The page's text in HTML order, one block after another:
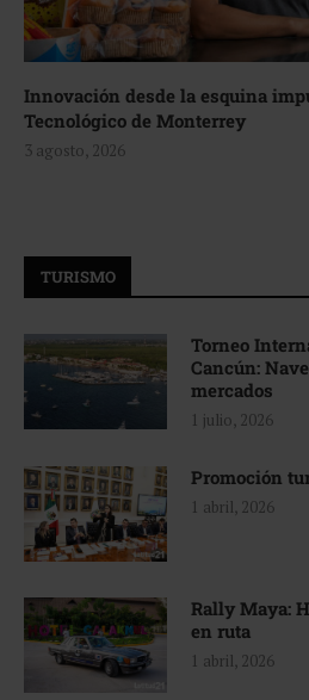
Innovación desde la esquina
Tecnológico de Monterrey
3 agosto, 2026
TURISMO
Torneo
Cancún:
mercados
1 julio, 2026
Promoción
1 abril, 2026
Rally Maya:
en ruta
1 abril, 2026